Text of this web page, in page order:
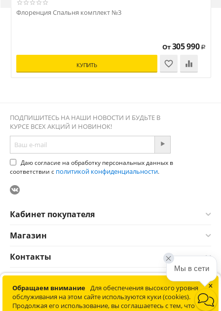
Флоренция Спальня комплект №3
От305 990 Р
КУПИТЬ
ПОДПИШИТЕСЬ НА НАШИ НОВОСТИ И БУДЬТЕ В
КУРСЕ ВСЕХ АКЦИЙ И НОВИНОК!
Даю согласие на обработку персональных данных в
соответствии с политикой конфиденциальности.
Кабинет покупателя
Магазин
Контакты
© 2012-2026 Соната. Все права защищены. Информация сайта
защищена законом об авторских правах. Не является
публичной офертой.
×
Обращаем внимание Для обеспечения высокого уровня
обслуживания на этом сайте используются куки (cookies).
Продолжая его использование, вы соглашаетесь с тем, что
Мы в сети